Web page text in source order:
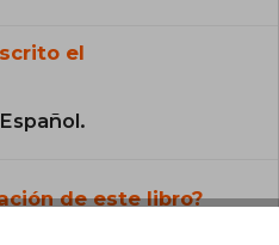
el
de este libro?